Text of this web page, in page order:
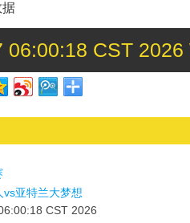
06:00:18 CST
vs亚特兰大梦想
CST 2026